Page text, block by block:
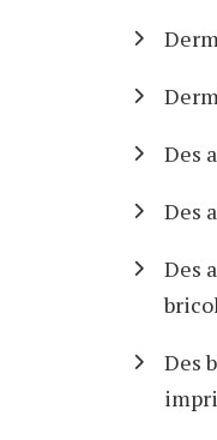
Des
Des
Des
Des